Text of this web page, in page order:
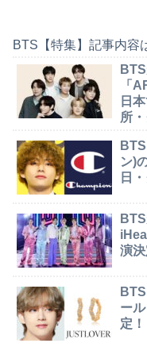
BTS【特集】記事内容
「
日
所
ン)
日
演
ー
定